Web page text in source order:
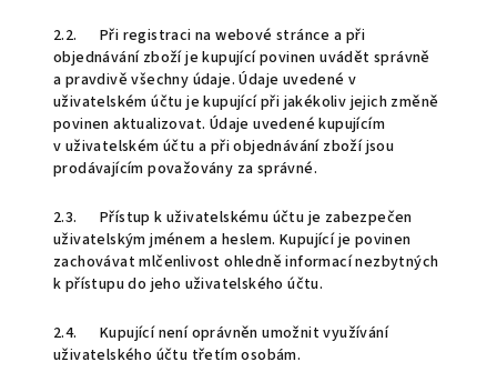
2.2. Při registraci na webové stránce a při
objednávání zboží je kupující povinen uvádět správně
a pravdivě všechny údaje. Údaje uvedené v
uživatelském účtu je kupující při jakékoliv jejich změně
povinen aktualizovat. Údaje uvedené kupujícím
v uživatelském účtu a při objednávání zboží jsou
prodávajícím považovány za správné.
2.3. Přístup k uživatelskému účtu je zabezpečen
uživatelským jménem a heslem. Kupující je povinen
zachovávat mlčenlivost ohledně informací nezbytných
k přístupu do jeho uživatelského účtu.
2.4. Kupující není oprávněn umožnit využívání
uživatelského účtu třetím osobám.